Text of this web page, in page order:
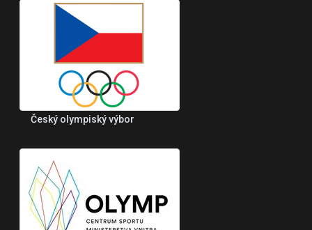
Český olympiský výbor